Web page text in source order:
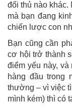
đối thủ nào khác.
mà bạn đang
chiến lược con
Bạn cũng cần
cơ hội trở thành
điểm yếu này,
hàng đầu trong
thường – vì việc
mình kém) thì có